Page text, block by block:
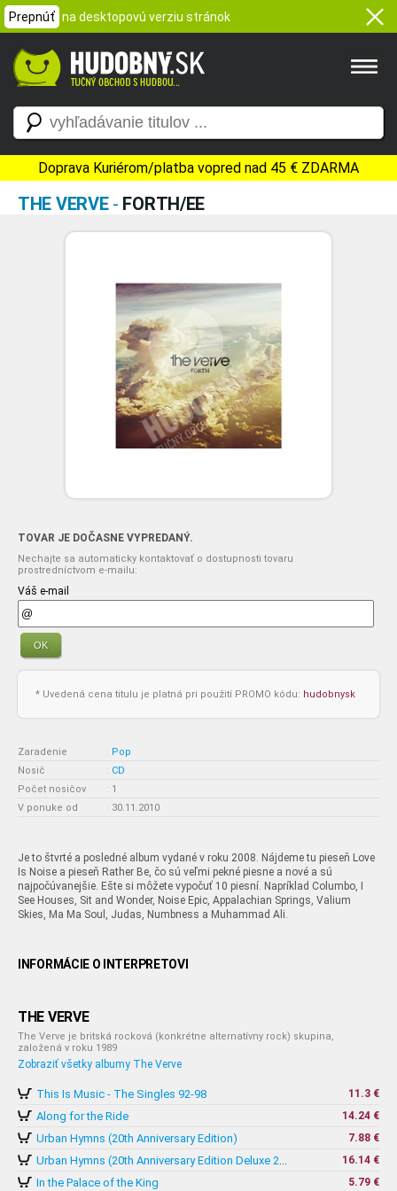
Prepnúť na desktopovú verziu stránok
Doprava Kuriérom/platba vopred nad 45 € ZDARMA
THE VERVE- FORTH/EE
TOVAR JE DOČASNE VYPREDANÝ.
Nechajte sa automaticky kontaktovať o dostupnosti tovaru
prostredníctvom e-mailu:
Váš e-mail
OK
* Uvedená cena titulu je platná pri použití PROMO kódu: hudobnysk
Zaradenie : Pop
Nosič
: CD
Počet nosičov
: 1
V ponuke od
: 30.11.2010
Je to štvrté a posledné album vydané v roku 2008. Nájdeme tu pieseň Love
Is Noise a pieseň Rather Be, čo sú veľmi pekné piesne a nové a sú
najpočúvanejšie. Ešte si môžete vypočuť 10 piesní. Napríklad Columbo, I
See Houses, Sit and Wonder, Noise Epic, Appalachian Springs, Valium
Skies, Ma Ma Soul, Judas, Numbness a Muhammad Ali.
INFORMÁCIE O INTERPRETOVI
THE VERVE
The Verve je britská rocková (konkrétne alternatívny rock) skupina,
založená v roku 1989
Zobraziť všetky albumy The Verve
This Is Music - The Singles 92-98 11.3 €
Along for the Ride 14.24 €
Urban Hymns (20th Anniversary Edition)
7.88 €
Urban Hymns (20th Anniversary Edition Deluxe 2CD)
16.14 €
In the Palace of the King 5.79 €